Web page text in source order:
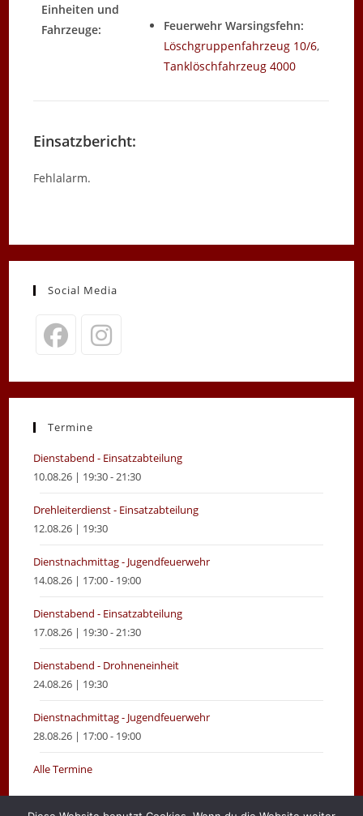
Einheiten und
Fahrzeuge:
Feuerwehr Warsingsfehn:
Löschgruppenfahrzeug 10/6,
Tanklöschfahrzeug 4000
Einsatzbericht:
Fehlalarm.
Social Media
in
new
in
new
Termine
Dienstabend - Einsatzabteilung
10.08.26 | 19:30 - 21:30
Drehleiterdienst - Einsatzabteilung
12.08.26 | 19:30
Dienstnachmittag - Jugendfeuerwehr
14.08.26 | 17:00 - 19:00
Dienstabend - Einsatzabteilung
17.08.26 | 19:30 - 21:30
Dienstabend - Drohneneinheit
24.08.26 | 19:30
Dienstnachmittag - Jugendfeuerwehr
28.08.26 | 17:00 - 19:00
Alle Termine